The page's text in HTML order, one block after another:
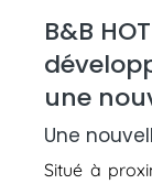
B&B
une
Une
Situé à